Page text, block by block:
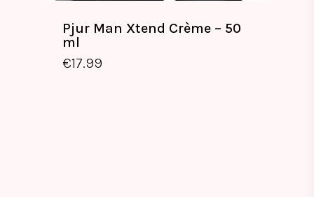
Pjur Man Xtend Crème – 50
ml
€17.99